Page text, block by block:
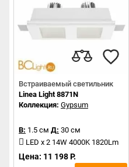
Встраиваемый светильник
Linea Light 8871N
Коллекция: Gypsum
В: 1.5 см Д: 30 см
LED x 2 14W 4000K 1820Lm
Цена: 11 198 Р.